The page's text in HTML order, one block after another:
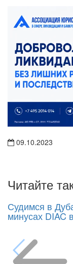
09.10.2023
Читайте
Судимся в
минусах DIAC